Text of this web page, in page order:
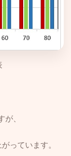
が、
っています。